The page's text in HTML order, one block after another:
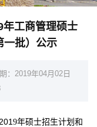
年工商管理硕士
一批）公示
：2019年04月02日
201 9年硕士招生计划和